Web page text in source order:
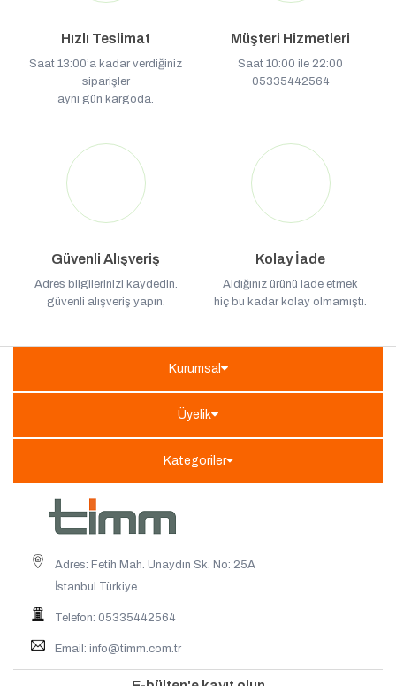
Hızlı Teslimat
Saat 13:00’a kadar verdiğiniz
siparişler
aynı gün kargoda.
Müşteri Hizmetleri
Saat 10:00 ile 22:00
05335442564
Güvenli Alışveriş
Adres bilgilerinizi kaydedin.
güvenli alışveriş yapın.
Kolay İade
Aldığınız ürünü iade etmek
hiç bu kadar kolay olmamıştı.
Kurumsal
Üyelik
Kategoriler
Adres: Fetih Mah. Ünaydın Sk. No: 25A
İstanbul Türkiye
Telefon: 05335442564
Email: info@timm.com.tr